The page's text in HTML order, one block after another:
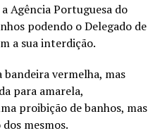
Agência Portuguesa do
podendo o Delegado de
a sua interdição.
vermelha, mas
para amarela,
proibição de banhos, mas
mesmos.